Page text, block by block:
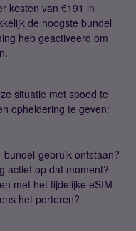
kosten van €191 in
de hoogste bundel
heb geactiveerd om
situatie met spoed te
opheldering te geven:
gebruik ontstaan?
actief op dat moment?
met het tijdelijke eSIM-
het porteren?